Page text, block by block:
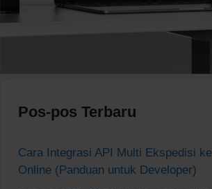
Pos-pos Terbaru
Cara Integrasi API Multi Ekspedisi
Online (Panduan untuk Developer)